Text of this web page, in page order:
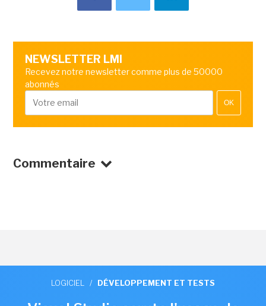
NEWSLETTER LMI
Recevez notre newsletter comme plus de 50000
abonnés
OK
Commentaire
LOGICIEL / DÉVELOPPEMENT ET TESTS